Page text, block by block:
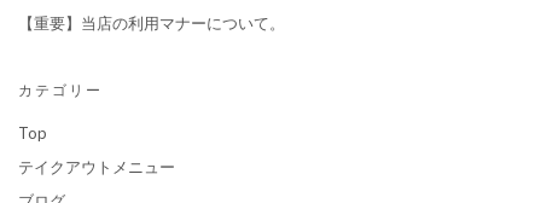
【重要】当店の利用マナーについて。
カテゴリー
Top
テイクアウトメニュー